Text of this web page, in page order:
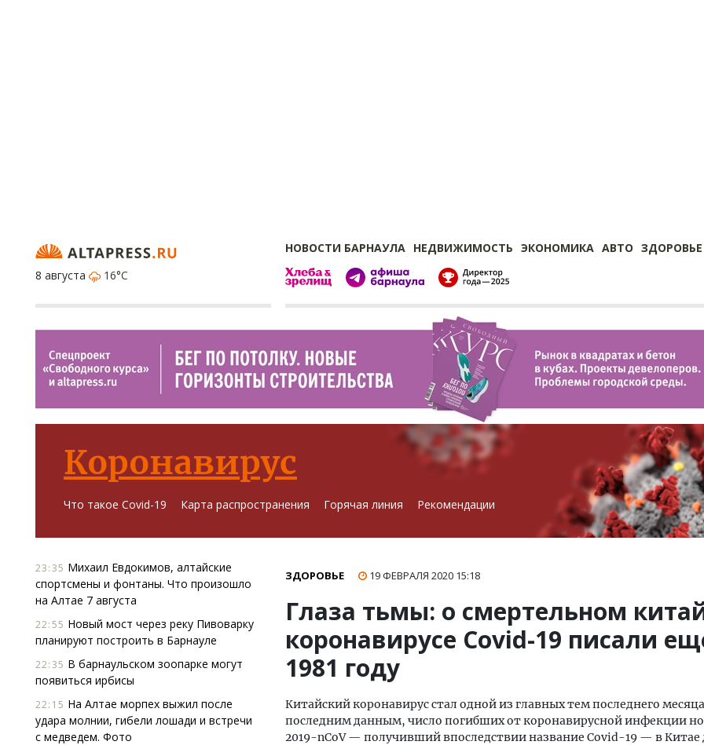
НОВОСТИ БАРНАУЛА НЕДВИЖИМОСТЬ ЭКОНОМИКА АВТО ЗДОРОВЬЕ
8 августа
16°C
Коронавирус
Что такое Covid-19 Карта распространения Горячая линия Рекомендации
23:35 Михаил Евдокимов, алтайские
спортсмены и фонтаны. Что произошло
на Алтае 7 августа
22:55 Новый мост через реку Пивоварку
планируют построить в Барнауле
22:35 В барнаульском зоопарке могут
появиться ирбисы
22:15 На Алтае морпех выжил после
удара молнии, гибели лошади и встречи
с медведем. Фото
ЗДОРОВЬЕ 19 ФЕВРАЛЯ 2020 15:18
Глаза тьмы: о смертельном
коронавирусе Covid-19 писали
1981 году
Китайский коронавирус стал одной из главных тем последнего
последним данным, число погибших от коронавирусной инфекции
2019-nCoV — получивший впоследствии название Covid-19 — в Китае